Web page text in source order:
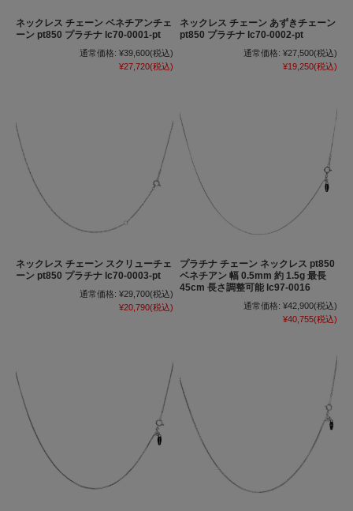
ネックレス チェーン ベネチアンチェ
ーン pt850 プラチナ lc70-0001-pt
通常価格: ¥39,600(税込)
¥27,720(税込)
ネックレス チェーン あずきチェーン
pt850 プラチナ lc70-0002-pt
通常価格: ¥27,500(税込)
¥19,250(税込)
ネックレス チェーン スクリューチェ
ーン pt850 プラチナ lc70-0003-pt
通常価格: ¥29,700(税込)
¥20,790(税込)
プラチナ チェーン ネックレス pt850
ベネチアン 幅 0.5mm 約 1.5g 最長
45cm 長さ調整可能 lc97-0016
通常価格: ¥42,900(税込)
¥40,755(税込)